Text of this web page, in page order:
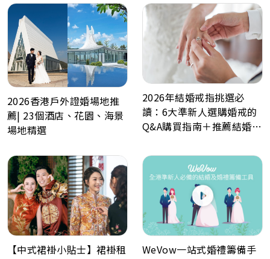
2026香港戶外證婚場地推
薦| 23個酒店、花園、海景
場地精選
2026年結婚戒指挑選必
讀：6大準新人選購婚戒的
Q&A購買指南＋推薦結婚戒
【中式裙褂小貼士】裙褂租
WeVow一站式婚禮籌備手